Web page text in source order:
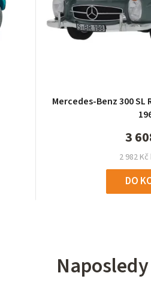
Mercedes-Benz 300 SL
2 982
3
DO